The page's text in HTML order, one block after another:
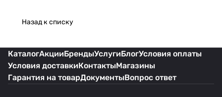
Назад к списку
КаталогАкцииБрендыУслугиБлогУсловия оплаты
Условия доставкиКонтактыМагазины
Гарантия на товарДокументыВопрос ответ